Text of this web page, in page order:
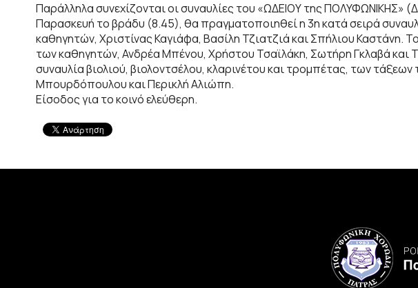
Παράλληλα συνεχίζονται οι συναυλίες του «ΩΔΕΙΟΥ της
Παρασκευή το βράδυ (8.45), θα πραγματοποιηθεί η 3η κατά σειρά
καθηγητών, Χριστίνας Καγιάφα, Βασίλη Τζιατζιά και Σπήλιου Καστάνη.
των καθηγητών, Ανδρέα Μπένου, Χρήστου Τσαϊλάκη, Σωτήρη Γκλαβά και
συναυλία βιολιού, βιολοντσέλου, κλαρινέτου και τρομπέτας, των
Μπουρδόπουλου και Περικλή Αλιώπη.
Είσοδος για το κοινό ελεύθερη.